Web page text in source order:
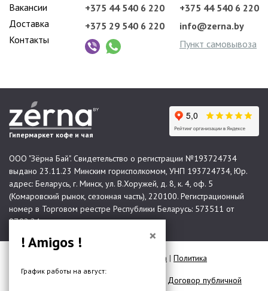
Вакансии
Доставка
Контакты
+375 44 540 6 220
+375 29 540 6 220
+375 44 540 6 220
info@zerna.by
Пункт самовывоза
Гипермаркет кофе и чая
ООО "Зёрна Бай". Свидетельство о регистрации №193724734
выдано 23.11.23 Минским горисполкомом, УНП 193724734, Юр.
адрес: Беларусь, г. Минск, ул. В.Хоружей, д. 8, к. 4, оф. 5
(Комаровский рынок, сезонная часть), 220100. Регистрационный
номер в Торговом реестре Республики Беларусь: 573511 от
07.02.24.
Карта сайта | Политика
конфиденциальности
Договор публичной
×
! Amigos !
График работы на август: